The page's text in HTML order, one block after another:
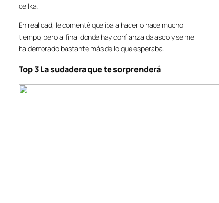
de Ika.
En realidad, le comenté que iba a hacerlo hace mucho
tiempo, pero al final donde hay confianza da asco y se me
ha demorado bastante más de lo que esperaba.
Top 3 La sudadera que te sorprenderá